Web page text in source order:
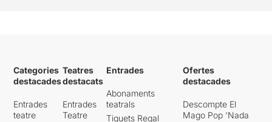
Categories
destacades
Entrades
teatre
Teatres
destacats
Entrades
Teatre
Entrades
Abonaments
teatrals
Tiquets Regal
Ofertes
destacades
Descompte El
Mago Pop 'Nada